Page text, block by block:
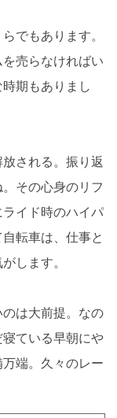
でもあります。
売らなければい
期もありまし
される。振り返
その心身のリフ
イド時のハイパ
転車は、仕事と
します。
は大前提。なの
ている早朝にや
端。久々のレー